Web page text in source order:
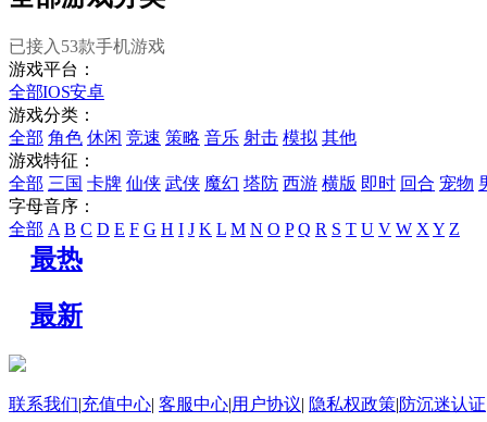
已接入 53款手机游戏
游戏平台：
全部IOS安卓
游戏分类：
全部 角色 休闲 竞速 策略 音乐 射击 模拟 其他
游戏特征：
全部 三国 卡牌 仙侠 武侠 魔幻 塔防 西游 横版 即时 回合 宠物
字母音序：
全部 A B C D E F G H I J K L M N O P Q R S T U V W X Y Z
最热
最新
联系我们|充值中心| 客服中心|用户协议| 隐私权政策|防沉迷认证